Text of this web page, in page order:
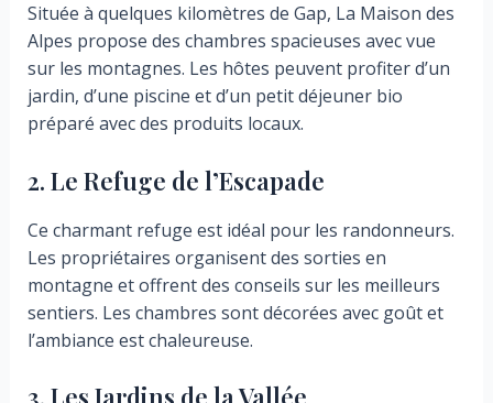
Située à quelques kilomètres de Gap, La Maison des
Alpes propose des chambres spacieuses avec vue
sur les montagnes. Les hôtes peuvent profiter d’un
jardin, d’une piscine et d’un petit déjeuner bio
préparé avec des produits locaux.
2. Le Refuge de l’Escapade
Ce charmant refuge est idéal pour les randonneurs.
Les propriétaires organisent des sorties en
montagne et offrent des conseils sur les meilleurs
sentiers. Les chambres sont décorées avec goût et
l’ambiance est chaleureuse.